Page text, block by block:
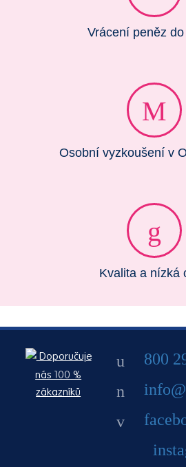
Vrácení peněz
Osobní vyzkoušení v
Kvalita a nízká
Doporučuje
nás 100 %
zákazníků
800